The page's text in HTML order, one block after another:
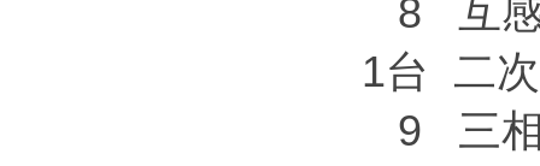
8 互
1台 二
9